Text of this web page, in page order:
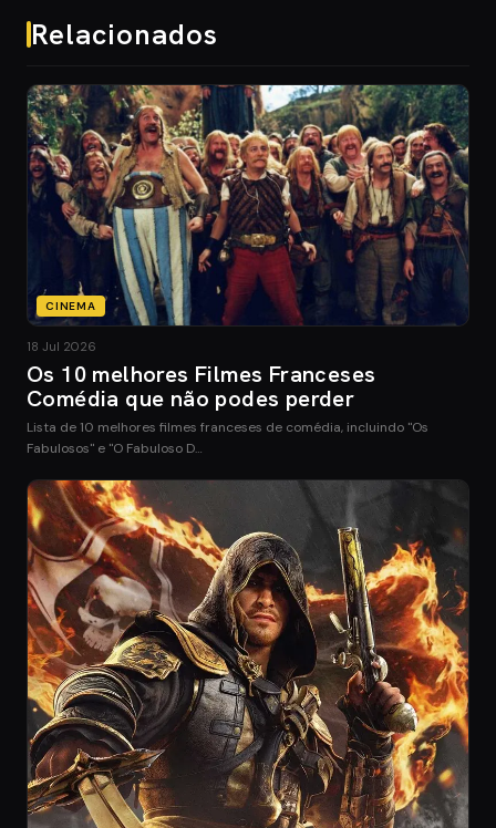
Relacionados
CINEMA
18 Jul 2026
Os 10 melhores Filmes Franceses
Comédia que não podes perder
Lista de 10 melhores filmes franceses de comédia, incluindo "Os
Fabulosos" e "O Fabuloso D…